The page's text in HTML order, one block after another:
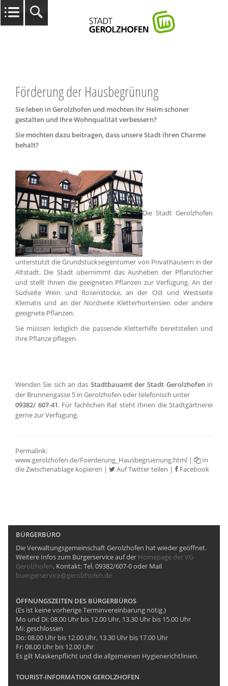
Förderung der Hausbegrünung
Sie leben in Gerolzhofen und möchten Ihr Heim schöner
gestalten und Ihre Wohnqualität verbessern?
Sie möchten dazu beitragen, dass unsere Stadt ihren Charme
behält?
Die Stadt Gerolzhofen
unterstützt die Grundstückseigentümer von Privathäusern in der
Altstadt. Die Stadt übernimmt das Ausheben der Pflanzlöcher
und stellt Ihnen die geeigneten Pflanzen zur Verfügung. An der
Südseite Wein und Rosenstöcke, an der Ost und Westseite
Klematis und an der Nordseite Kletterhortensien oder andere
geeignete Pflanzen.
Sie müssen lediglich die passende Kletterhilfe bereitstellen und
Ihre Pflanze pflegen.
Wenden Sie sich an das Stadtbauamt der Stadt Gerolzhofenin
der Brunnengasse 5 in Gerolzhofen oder telefonisch unter
09382/ 607-41. Für fachlichen Rat steht Ihnen die Stadtgärtnerei
gerne zur Verfügung.
Permalink:
www.gerolzhofen.de/Foerderung_Hausbegruenung.html |
In
die Zwischenablage kopieren | Auf Twitter teilen | Facebook
BÜRGERBÜRO
Die Verwaltungsgemeinschaft Gerolzhofen hat wieder geöffnet.
Weitere Infos zum Bürgerservice auf der Homepage der VG
Gerolzhofen. Kontakt: Tel. 09382/607-0 oder Mail
buergerservice@gerolzhofen.de
ÖFFNUNGSZEITEN DES BÜRGERBÜROS
(Es ist keine vorherige Terminvereinbarung nötig.)
Mo und Di: 08.00 Uhr bis 12.00 Uhr, 13.30 Uhr bis 15.00 Uhr
Mi: geschlossen
Do: 08.00 Uhr bis 12.00 Uhr, 13.30 Uhr bis 17.00 Uhr
Fr: 08.00 Uhr bis 12.00 Uhr
Es gilt Maskenpflicht und die allgemeinen Hygienerichtlinien.
TOURIST-INFORMATION GEROLZHOFEN